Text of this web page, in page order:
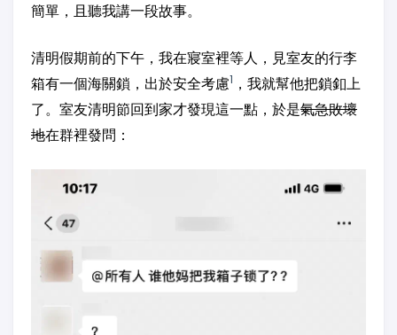
簡單，且聽我講一段故事。
清明假期前的下午，我在寢室裡等人，見室友的行李
箱有一個海關鎖，出於安全考慮1 ，我就幫他把鎖釦上
了。室友清明節回到家才發現這一點，於是氣急敗壞
地在群裡發問：